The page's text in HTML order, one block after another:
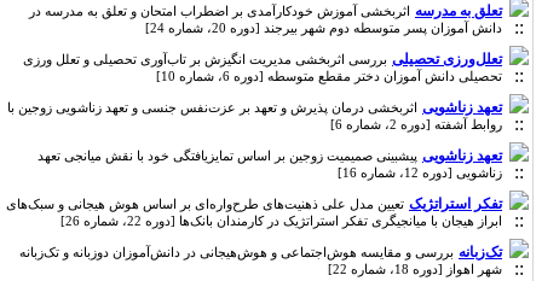
تعلق به مدرسه اثربخشی آموزش خودکارآمدی بر اضطراب امتحان و تعلق به مدرسه در
دانش آموزان پسر متوسطه دوم شهر بیرجند [دوره 20، شماره 24]
تعلل‌ورزی تحصیلی بررسی اثربخشی مدیریت انگیزش بر تاب‌آوری تحصیلی و تعلل ورزی
تحصیلی دانش آموزان دختر مقطع متوسطه [دوره 6، شماره 10]
تعهد زناشویی اثربخشی درمان پذیرش و تعهد بر عزت‌نفس جنسی و تعهد زناشویی زوجین با
روابط آشفته [دوره 2، شماره 6]
تعهد زناشویی پیشبینی صمیمیت زوجین بر اساس تمایزیافتگی خود با نقش میانجی تعهد
زناشویی [دوره 12، شماره 16]
تفکر استراتژیک تعیین مدل علی ذهنیت‌های طرح‌واره‌ای بر اساس هوش هیجانی و سبک‌های
ابراز هیجان با میانجیگری تفکر استراتژیک در کارمندان بانک‌ها [دوره 22، شماره 26]
تک‌زبانه بررسی و مقایسه هوش‌اجتماعی و هوش‌هیجانی ‌در دانش‌آموزان دوزبانه و تک‌زبانه
شهر اهواز [دوره 18، شماره 22]